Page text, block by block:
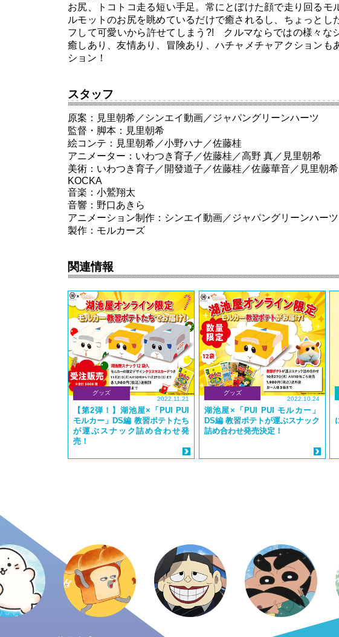
お尻、トコトコ走る短い手足。常にとぼけた顔で走り回るモ
ルモットのお尻を眺めているだけで癒されるし、ちょっとし
フして可愛いから許せてしまう?! クルマならではの様々な
癒しあり、友情あり、冒険あり、ハチャメチャアクションも
ション！
スタッフ
原案：見里朝希／シンエイ動画／ジャパングリーンハーツ
監督・脚本：見里朝希
絵コンテ：見里朝希／小野ハナ／佐藤桂
アニメーター：いわつき育子／佐藤桂／高野 真／見里朝希
美術：いわつき育子／開發道子／佐藤桂／佐藤華音／見里朝
KOCKA
音楽：小鷲翔太
音響：野口あきら
アニメーション制作：シンエイ動画／ジャパングリーンハーツ
製作：モルカーズ
関連情報
グッズ
2022.11.21
【第2弾！】湖池屋×「PUI PUI
モルカー」DS編 教習ポテトたち
が運ぶスナック詰め合わせ発
売！
グッズ
2022.10.24
湖池屋×「PUI PUI モルカー」
DS編 教習ポテトが運ぶスナック
詰め合わせ発売決定！